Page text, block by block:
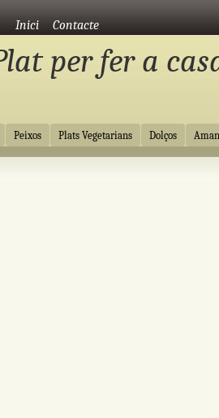
Inici Contacte
per fer a
Peixos Plats Vegetarians Dolços